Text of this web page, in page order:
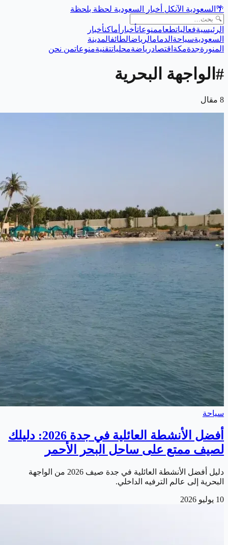
🌴 السعودية الآنكل أخبار السعودية لحظة بلحظة
الرئيسيةفعالياتطعاممنوعاتأخبار أماكنأخبار
السعوديةسياحة الدمامالرياضالطائفالمدينة
المنورةجدةمكة اقتصادرياضةمحلياتتقنيةمنوعاتمن نحن
# الواجهة البحرية
8 مقال
سياحة
أفضل الأنشطة العائلية في جدة 2026: دليلك
لصيف ممتع على ساحل البحر الأحمر
دليل أفضل الأنشطة العائلية في جدة صيف 2026 من الواجهة
البحرية إلى عالم الترفيه الداخلي.
10 يوليو 2026